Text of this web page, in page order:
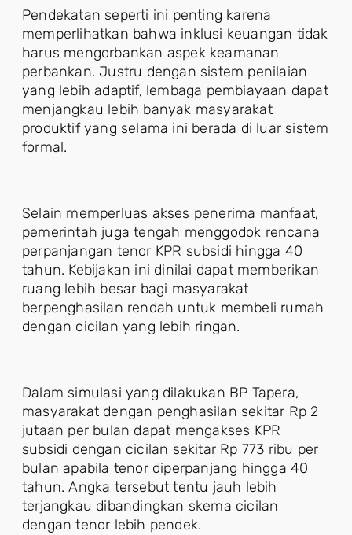
Pendekatan seperti ini penting karena
memperlihatkan bahwa inklusi keuangan tidak
harus mengorbankan aspek keamanan
perbankan. Justru dengan sistem penilaian
yang lebih adaptif, lembaga pembiayaan dapat
menjangkau lebih banyak masyarakat
produktif yang selama ini berada di luar sistem
formal.
Selain memperluas akses penerima manfaat,
pemerintah juga tengah menggodok rencana
perpanjangan tenor KPR subsidi hingga 40
tahun. Kebijakan ini dinilai dapat memberikan
ruang lebih besar bagi masyarakat
berpenghasilan rendah untuk membeli rumah
dengan cicilan yang lebih ringan.
Dalam simulasi yang dilakukan BP Tapera,
masyarakat dengan penghasilan sekitar Rp 2
jutaan per bulan dapat mengakses KPR
subsidi dengan cicilan sekitar Rp 773 ribu per
bulan apabila tenor diperpanjang hingga 40
tahun. Angka tersebut tentu jauh lebih
terjangkau dibandingkan skema cicilan
dengan tenor lebih pendek.